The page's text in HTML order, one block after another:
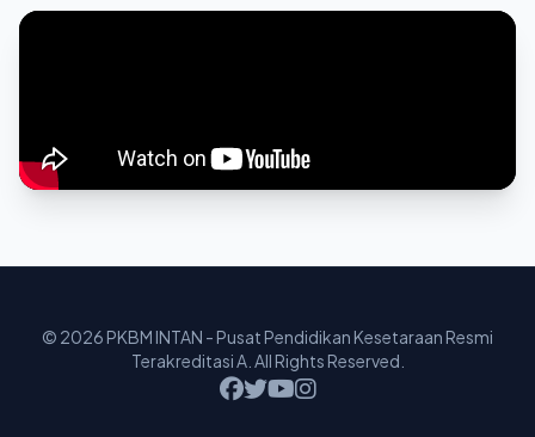
© 2026 PKBM INTAN - Pusat Pendidikan Kesetaraan Resmi
Terakreditasi A. All Rights Reserved.